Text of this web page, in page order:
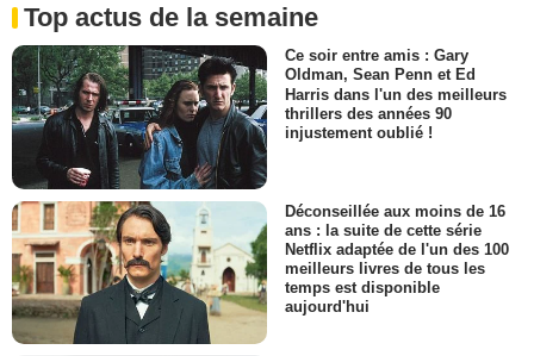
Top actus de la semaine
Ce soir entre amis : Gary
Oldman, Sean Penn et Ed
Harris dans l'un des meilleurs
thrillers des années 90
injustement oublié !
Déconseillée aux moins de 16
ans : la suite de cette série
Netflix adaptée de l'un des 100
meilleurs livres de tous les
temps est disponible
aujourd'hui